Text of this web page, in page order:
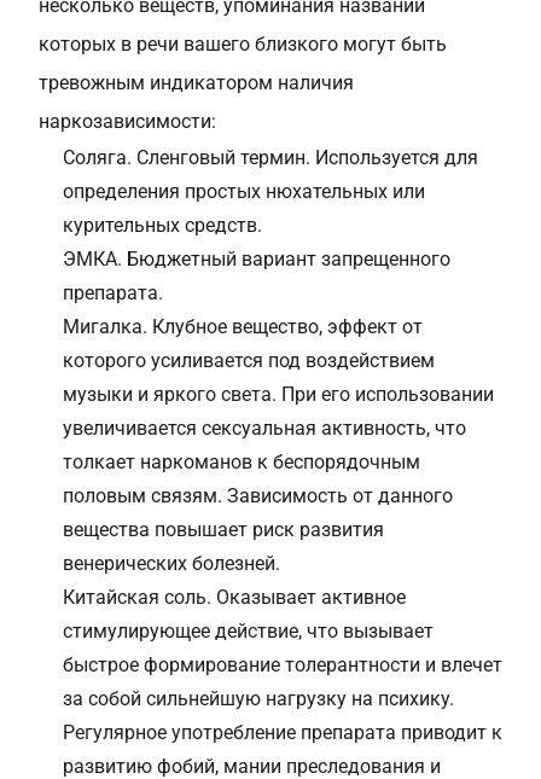
несколько веществ, упоминания названий
которых в речи вашего близкого могут быть
тревожным индикатором наличия
наркозависимости:
Соляга. Сленговый термин. Используется для
определения простых нюхательных или
курительных средств.
ЭМКА. Бюджетный вариант запрещенного
препарата.
Мигалка. Клубное вещество, эффект от
которого усиливается под воздействием
музыки и яркого света. При его использовании
увеличивается сексуальная активность, что
толкает наркоманов к беспорядочным
половым связям. Зависимость от данного
вещества повышает риск развития
венерических болезней.
Китайская соль. Оказывает активное
стимулирующее действие, что вызывает
быстрое формирование толерантности и влечет
за собой сильнейшую нагрузку на психику.
Регулярное употребление препарата приводит к
развитию фобий, мании преследования и